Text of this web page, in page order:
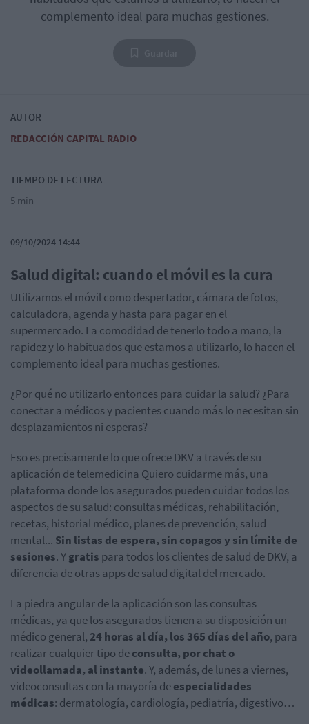
complemento ideal para muchas gestiones.
AUTOR
REDACCIÓN CAPITAL RADIO
TIEMPO DE LECTURA
5 min
09/10/2024 14:44
Salud digital: cuando el móvil es la cura
Utilizamos el móvil como despertador, cámara de fotos,
calculadora, agenda y hasta para pagar en el
supermercado. La comodidad de tenerlo todo a mano, la
rapidez y lo habituados que estamos a utilizarlo, lo hacen el
complemento ideal para muchas gestiones.
¿Por qué no utilizarlo entonces para cuidar la salud? ¿Para
conectar a médicos y pacientes cuando más lo necesitan sin
desplazamientos ni esperas?
Eso es precisamente lo que ofrece DKV a través de su
aplicación de telemedicina Quiero cuidarme más, una
plataforma donde los asegurados pueden cuidar todos los
aspectos de su salud: consultas médicas, rehabilitación,
recetas, historial médico, planes de prevención, salud
mental... Sin listas de espera, sin copagos y sin límite de
sesiones. Ygratis para todos los clientes de salud de DKV, a
diferencia de otras apps de salud digital del mercado.
La piedra angular de la aplicación son las consultas
médicas, ya que los asegurados tienen a su disposición un
médico general, 24 horas al día, los 365 días del año, para
realizar cualquier tipo deconsulta, por chat o
videollamada, al instante. Y, además, de lunes a viernes,
videoconsultas con la mayoría deespecialidades
médicas: dermatología, cardiología, pediatría, digestivo…